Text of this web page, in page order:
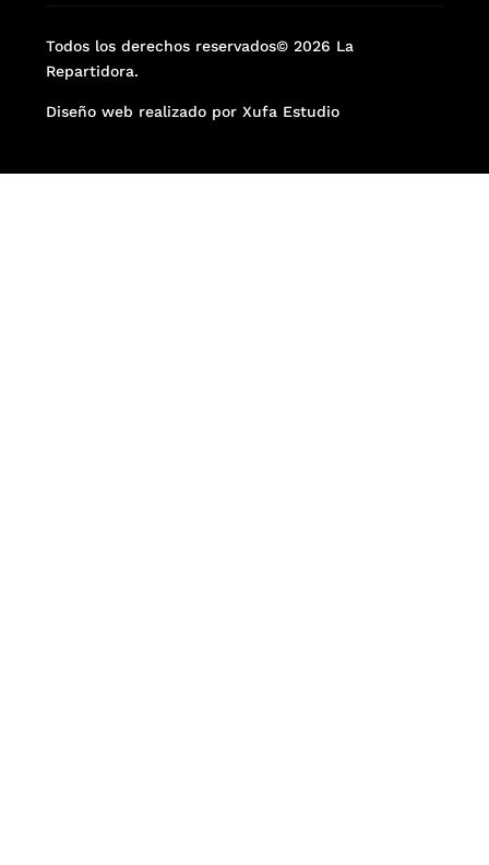
Todos los derechos reservados© 2026 La
Repartidora.
Diseño web realizado por Xufa Estudio